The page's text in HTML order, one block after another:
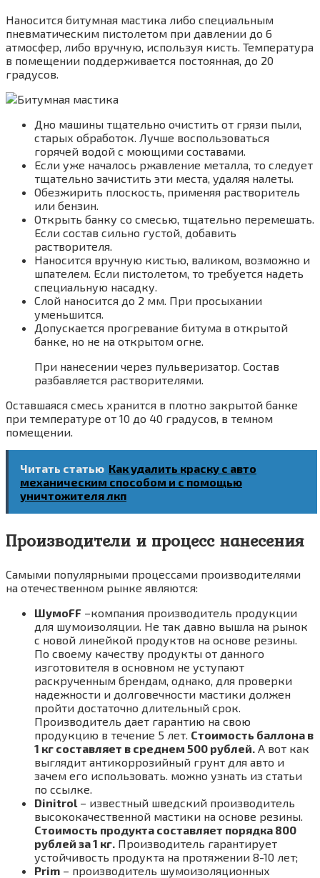
Наносится битумная мастика либо специальным
пневматическим пистолетом при давлении до 6
атмосфер, либо вручную, используя кисть. Температура
в помещении поддерживается постоянная, до 20
градусов.
Дно машины тщательно очистить от грязи пыли,
старых обработок. Лучше воспользоваться
горячей водой с моющими составами.
Если уже началось ржавление металла, то следует
тщательно зачистить эти места, удаляя налеты.
Обезжирить плоскость, применяя растворитель
или бензин.
Открыть банку со смесью, тщательно перемешать.
Если состав сильно густой, добавить
растворителя.
Наносится вручную кистью, валиком, возможно и
шпателем. Если пистолетом, то требуется надеть
специальную насадку.
Слой наносится до 2 мм. При просыхании
уменьшится.
Допускается прогревание битума в открытой
банке, но не на открытом огне.
При нанесении через пульверизатор. Состав
разбавляется растворителями.
Оставшаяся смесь хранится в плотно закрытой банке
при температуре от 10 до 40 градусов, в темном
помещении.
Читать статью Как удалить краску с авто
механическим способом и с помощью
уничтожителя лкп
Производители и процесс нанесения
Самыми популярными процессами производителями
на отечественном рынке являются:
ШумоFF –компания производитель продукции
для шумоизоляции. Не так давно вышла на рынок
с новой линейкой продуктов на основе резины.
По своему качеству продукты от данного
изготовителя в основном не уступают
раскрученным брендам, однако, для проверки
надежности и долговечности мастики должен
пройти достаточно длительный срок.
Производитель дает гарантию на свою
продукцию в течение 5 лет. Стоимость баллона в
1 кг составляет в среднем 500 рублей. А вот как
выглядит антикоррозийный грунт для авто и
зачем его использовать. можно узнать из статьи
по ссылке.
Dinitrol – известный шведский производитель
высококачественной мастики на основе резины.
Стоимость продукта составляет порядка 800
рублей за 1 кг. Производитель гарантирует
устойчивость продукта на протяжении 8-10 лет;
Prim – производитель шумоизоляционных